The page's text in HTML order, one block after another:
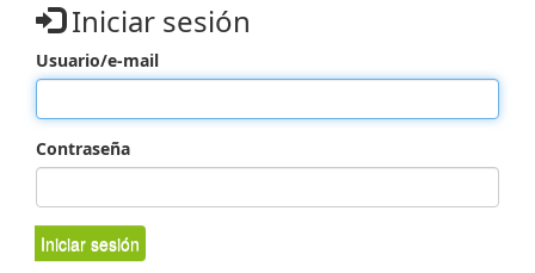
Iniciar sesión
Usuario/e-mail
Contraseña
Iniciar sesión